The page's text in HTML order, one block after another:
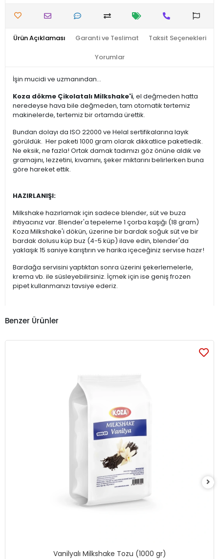
Ürün Açıklaması Garanti ve Teslimat Taksit Seçenekleri
Yorumlar
İşin mucidi ve uzmanından...
Koza dökme Çikolatalı Milkshake'i, el değmeden hatta
neredeyse hava bile değmeden, tam otomatik tertemiz
makinelerde, tertemiz bir ortamda ürettik.
Bundan dolayı da ISO 22000 ve Helal sertifikalarına layık
görüldük. Her paketi 1000 gram olarak dikkatlice paketledik.
Ne eksik, ne fazla! Ortak damak tadımızı göz önüne aldık ve
gramajını, lezzetini, kıvamını, şeker miktarını belirlerken buna
göre hareket ettik.
HAZIRLANIŞI:
Milkshake hazırlamak için sadece blender, süt ve buza
ihtiyacınız var. Blender'a tepeleme 1 çorba kaşığı (18 gram)
Koza Milkshake'i dökün, üzerine bir bardak soğuk süt ve bir
bardak dolusu küp buz (4-5 küp) ilave edin, blender'da
yaklaşık 15 saniye karıştırın ve harika içeceğiniz servise hazır!
Bardağa servisini yaptıktan sonra üzerini şekerlemelerle,
krema vb. ile süsleyebilirsiniz. İçmek için ise geniş frozen
pipet kullanmanızı tavsiye ederiz.
Benzer Ürünler
Vanilyalı Milkshake Tozu (1000 gr)